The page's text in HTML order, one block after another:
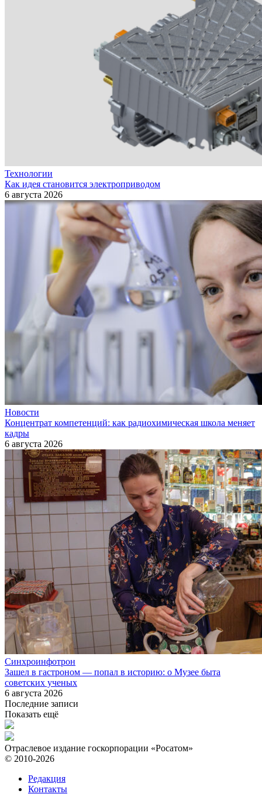
Технологии
Как идея становится электроприводом
6 августа 2026
Новости
Концентрат компетенций: как радиохимическая школа меняет
кадры
6 августа 2026
Синхроинфотрон
Зашел в гастроном — попал в историю: о Музее быта
советских ученых
6 августа 2026
Последние записи
Показать ещё
Отраслевое издание госкорпорации «Росатом»
© 2010-2026
Редакция
Контакты